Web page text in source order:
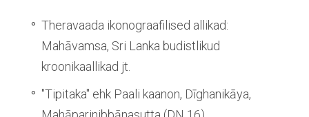
Theravaada ikonograafilised allikad:
Mahāvamsa, Sri Lanka budistlikud
kroonikaallikad jt.
"Tipitaka" ehk Paali kaanon, Dīghanikāya,